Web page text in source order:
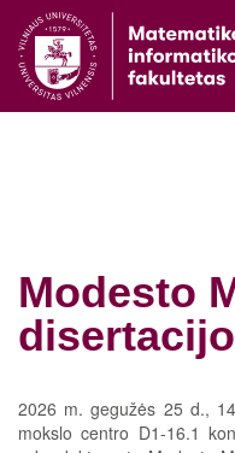
Modesto
2026 m. gegužės 25 d.,
mokslo centro D1-16.1